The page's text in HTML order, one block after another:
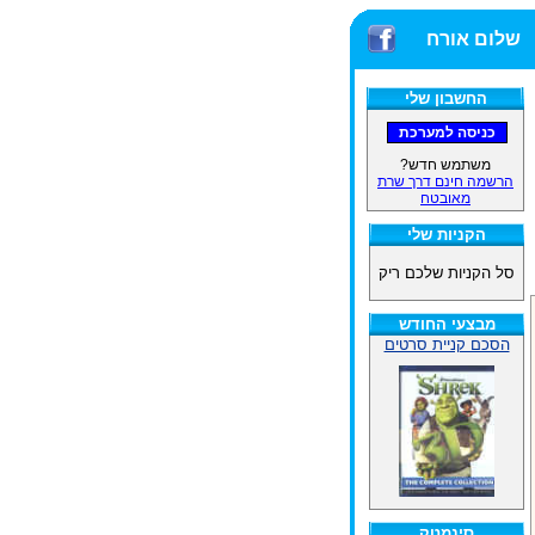
שלום אורח
החשבון שלי
משתמש חדש?
הרשמה חינם דרך שרת
מאובטח
הקניות שלי
סל הקניות שלכם ריק
מבצעי החודש
הסכם קניית סרטים